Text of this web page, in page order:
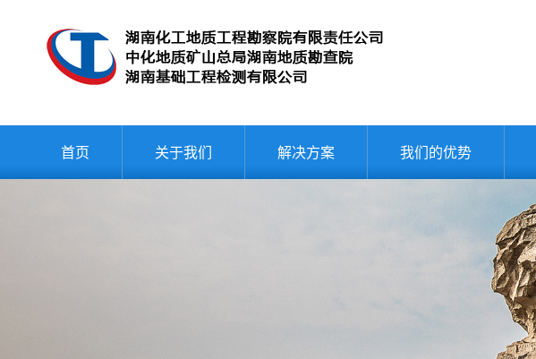
首页 关于我们 解决方案 我们的优势